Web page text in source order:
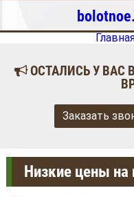
ОСТАЛИСЬ У ВАС
Заказать
Низкие цены на